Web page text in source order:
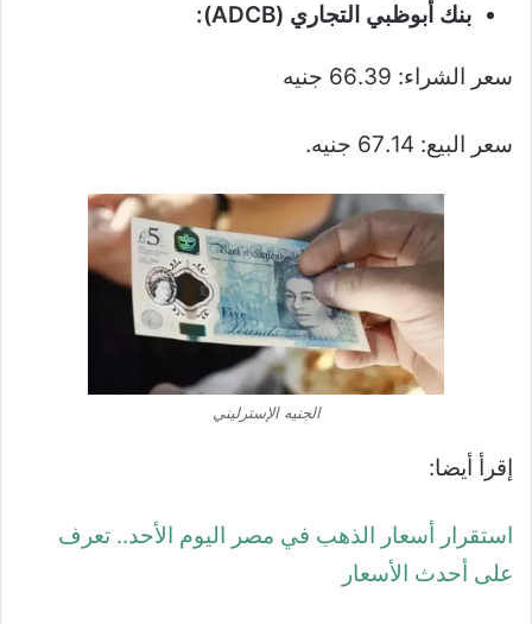
بنك أبوظبي التجاري (ADCB):
سعر الشراء: 66.39 جنيه
سعر البيع: 67.14 جنيه.
الجنيه الإسترليني
إقرأ أيضا:
استقرار أسعار الذهب في مصر اليوم الأحد.. تعرف
على أحدث الأسعار